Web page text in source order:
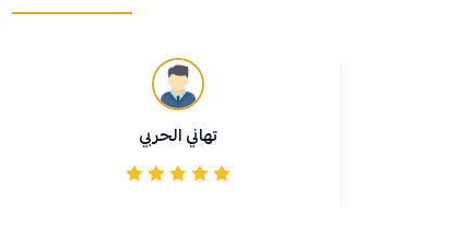
تهاني الحربي